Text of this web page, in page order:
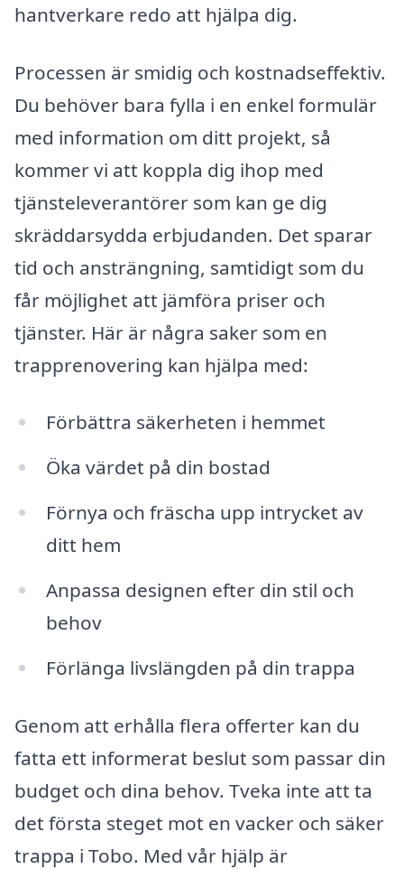
hantverkare redo att hjälpa dig.
Processen är smidig och kostnadseffektiv.
Du behöver bara fylla i en enkel formulär
med information om ditt projekt, så
kommer vi att koppla dig ihop med
tjänsteleverantörer som kan ge dig
skräddarsydda erbjudanden. Det sparar
tid och ansträngning, samtidigt som du
får möjlighet att jämföra priser och
tjänster. Här är några saker som en
trapprenovering kan hjälpa med:
Förbättra säkerheten i hemmet
Öka värdet på din bostad
Förnya och fräscha upp intrycket av
ditt hem
Anpassa designen efter din stil och
behov
Förlänga livslängden på din trappa
Genom att erhålla flera offerter kan du
fatta ett informerat beslut som passar din
budget och dina behov. Tveka inte att ta
det första steget mot en vacker och säker
trappa i Tobo. Med vår hjälp är